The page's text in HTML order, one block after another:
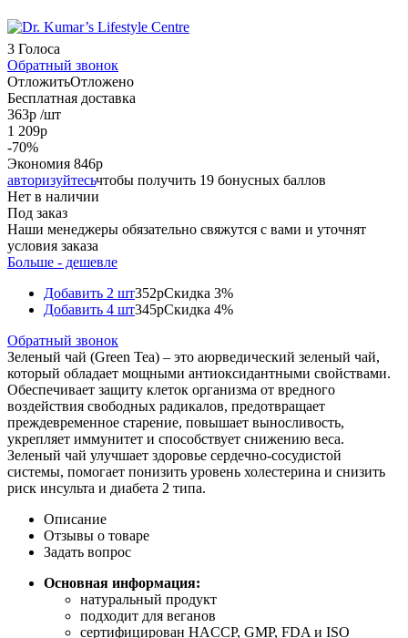
3 Голоса
Обратный звонок
ОтложитьОтложено
Бесплатная доставка
363р /шт
1 209р
-70%
Экономия 846р
авторизуйтесьчтобы получить 19 бонусных баллов
Нет в наличии
Под заказ
Наши менеджеры обязательно свяжутся с вами и уточнят
условия заказа
Больше - дешевле
Добавить 2 шт352рСкидка 3%
Добавить 4 шт345рСкидка 4%
Обратный звонок
Зеленый чай (Green Tea) – это аюрведический зеленый чай,
который обладает мощными антиоксидантными свойствами.
Обеспечивает защиту клеток организма от вредного
воздействия свободных радикалов, предотвращает
преждевременное старение, повышает выносливость,
укрепляет иммунитет и способствует снижению веса.
Зеленый чай улучшает здоровье сердечно-сосудистой
системы, помогает понизить уровень холестерина и снизить
риск инсульта и диабета 2 типа.
Описание
Отзывы о товаре
Задать вопрос
Основная информация:
натуральный продукт
подходит для веганов
сертифицирован HACCP, GMP, FDA и ISO